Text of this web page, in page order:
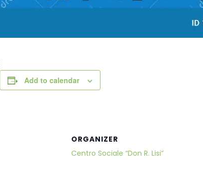
Add to calendar
ORGANIZER
Centro Sociale “Don R. Lisi”